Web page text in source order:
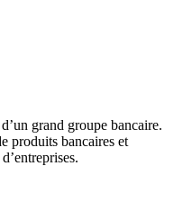
grand groupe bancaire.
produits bancaires et